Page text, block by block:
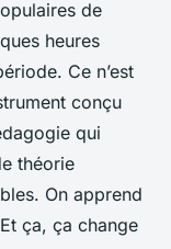
de
heures
Ce n’est
conçu
qui
théorie
On apprend
ça, ça change